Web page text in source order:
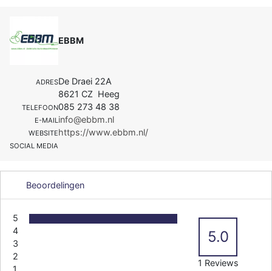
EBBM
ADRESDe Draei 22A
8621 CZ Heeg
TELEFOON085 273 48 38
E-MAILinfo@ebbm.nl
WEBSITEhttps://www.ebbm.nl/
SOCIAL MEDIA
Beoordelingen
5
4
3
2
1
5.0
1 Reviews